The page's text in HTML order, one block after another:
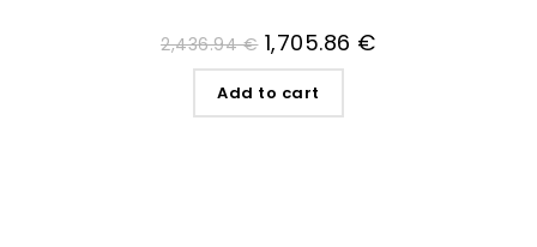
2,436.94€ 1,705.86 €
Add to cart